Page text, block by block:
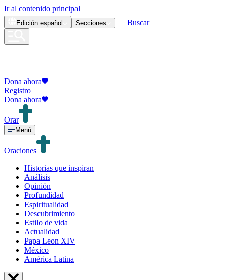
Ir al contenido principal
Edición español Secciones Buscar
Dona ahora
Registro
Dona ahora
Orar
Menú
Oraciones
Historias que inspiran
Análisis
Opinión
Profundidad
Espiritualidad
Descubrimiento
Estilo de vida
Actualidad
Papa Leon XIV
México
América Latina